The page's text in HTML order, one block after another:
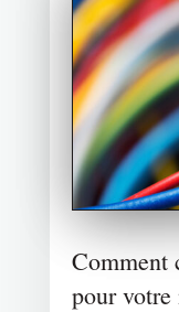
Comment
pour votre